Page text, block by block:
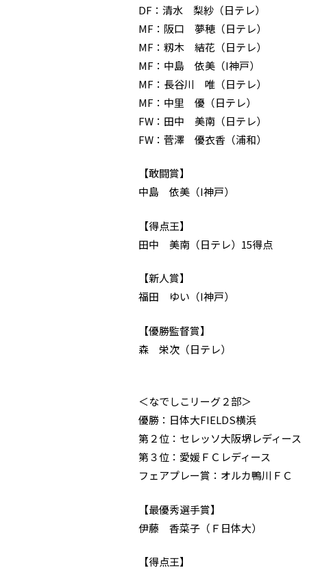
DF：清水 梨紗（日テレ）
MF：阪口 夢穂（日テレ）
MF：籾木 結花（日テレ）
MF：中島 依美（I神戸）
MF：長谷川 唯（日テレ）
MF：中里 優（日テレ）
FW：田中 美南（日テレ）
FW：菅澤 優衣香（浦和）
【敢闘賞】
中島 依美（I神戸）
【得点王】
田中 美南（日テレ）15得点
【新人賞】
福田 ゆい（I神戸）
【優勝監督賞】
森 栄次（日テレ）
＜なでしこリーグ２部＞
優勝：日体大FIELDS横浜
第２位：セレッソ大阪堺レディース
第３位：愛媛ＦＣレディース
フェアプレー賞：オルカ鴨川ＦＣ
【最優秀選手賞】
伊藤 香菜子（Ｆ日体大）
【得点王】